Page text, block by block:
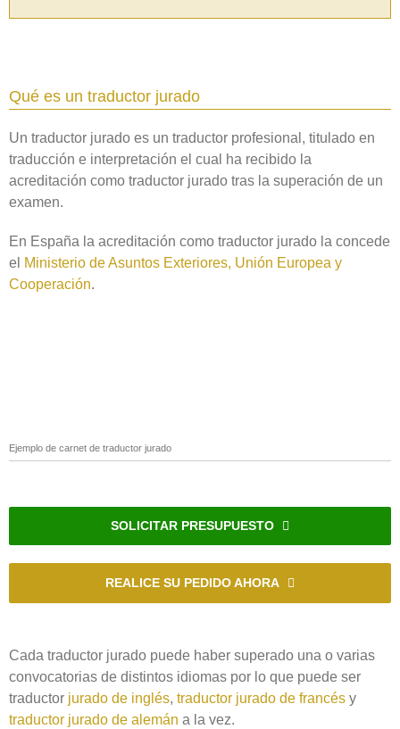
Qué es un traductor jurado
Un traductor jurado es un traductor profesional, titulado en
traducción e interpretación el cual ha recibido la
acreditación como traductor jurado tras la superación de un
examen.
En España la acreditación como traductor jurado la concede
el
Ministerio de Asuntos Exteriores, Unión Europea y
Cooperación.
Ejemplo de carnet de traductor jurado
SOLICITAR PRESUPUESTO
REALICE SU PEDIDO AHORA
Cada traductor jurado puede haber superado una o varias
convocatorias de distintos idiomas por lo que puede ser
traductor jurado de inglés, traductor jurado de francés y
traductor jurado de alemán a la vez.